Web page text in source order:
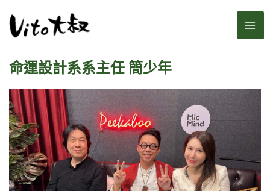
至
內命運設計系系主任 簡少年